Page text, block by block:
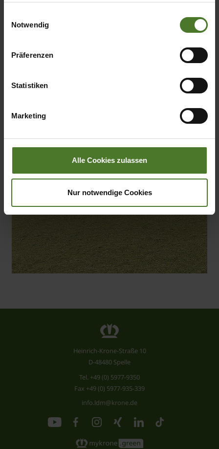
sie im Rahmen Ihrer Nutzung der Dienste gesammelt
Wir setzen im Rahmen des Trackings auch Dienstleister
Datenschutzbestimmungen ein, wodurch das Risiko von
behördlichen Zugriffen bzw. von Kontrollverlust bzgl.
Datenschutzhinweise
Notwendig
Präferenzen
Statistiken
Marketing
Alle Cookies zulassen
Nur notwendige Cookies
10
Heinrich-Krone-Straße 10
D-48480 Spelle
Tel. +49 (0) 5977-9350
Fax +49 (0) 5977-935-339
info.ldm@krone.de